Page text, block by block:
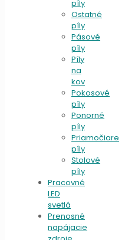
píly
Ostatné
píly
Pásové
píly
Píly
na
kov
Pokosové
píly
Ponorné
píly
Priamočiare
píly
Stolové
píly
Pracovné
LED
svetlá
Prenosné
napájacie